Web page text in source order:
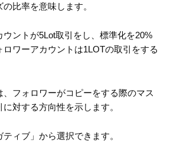
比率を意味します。
ントが5Lot取引をし、標準化を20%
ワーアカウントは1LOTの取引をする
フォロワーがコピーをする際のマス
対する方向性を示します。
ティブ」から選択できます。